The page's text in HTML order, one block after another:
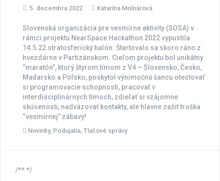
5. decembra 2022 Katarína Molnárová
Slovenská organizácia pre vesmírne aktivity (SOSA) v
rámci projektu NearSpace Hackathon 2022 vypustila
14.5.22 stratosferický balón. Štartovalo sa skoro ráno z
hvezdárne v Partizánskom. Cieľom projektu bol unikátny
“maratón”, ktorý štyrom tímom z V4 – Slovensko, Česko,
Maďarsko a Poľsko, poskytol výnimočnú šancu otestovať
si programovacie schopnosti, pracovať v
interdisciplinárnych tímoch, zdieľať si vzájomne
skúsenosti, nadväzovať kontakty, ale hlavne zažiť troška
“vesmírnej” zábavy!
Novinky, Podujatia Tlačové správy
/** */